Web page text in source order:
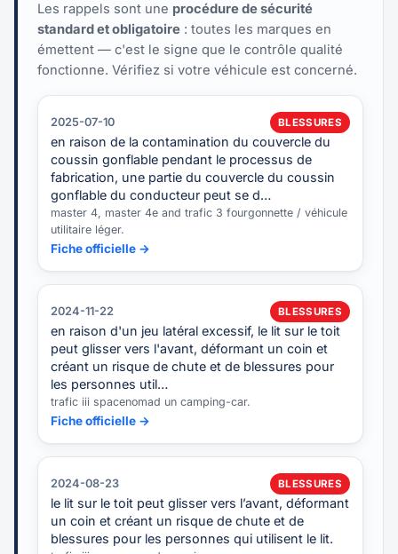
Les rappels sont une procédure de sécurité
standard et obligatoire : toutes les marques en
émettent — c'est le signe que le contrôle qualité
fonctionne. Vérifiez si votre véhicule est concerné.
2025-07-10 BLESSURES
en raison de la contamination du couvercle du
coussin gonflable pendant le processus de
fabrication, une partie du couvercle du coussin
gonflable du conducteur peut se d…
master 4, master 4e and trafic 3 fourgonnette / véhicule
utilitaire léger.
Fiche officielle →
2024-11-22 BLESSURES
en raison d'un jeu latéral excessif, le lit sur le toit
peut glisser vers l'avant, déformant un coin et
créant un risque de chute et de blessures pour
les personnes util…
trafic iii spacenomad un camping-car.
Fiche officielle →
2024-08-23 BLESSURES
le lit sur le toit peut glisser vers l’avant, déformant
un coin et créant un risque de chute et de
blessures pour les personnes qui utilisent le lit.